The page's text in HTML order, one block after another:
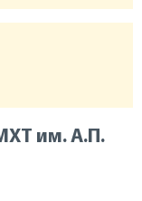
им. А.П.